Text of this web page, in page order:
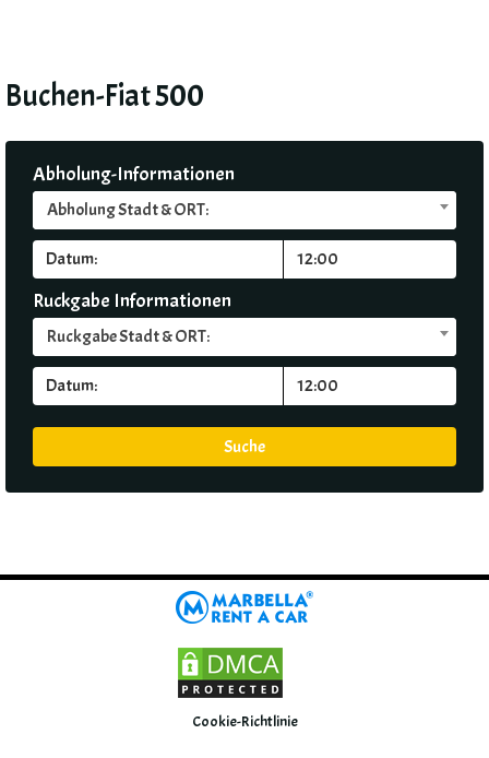
Buchen-Fiat 500
Abholung-Informationen
Abholung Stadt & ORT:
Ruckgabe Informationen
Ruckgabe Stadt & ORT:
Cookie-Richtlinie